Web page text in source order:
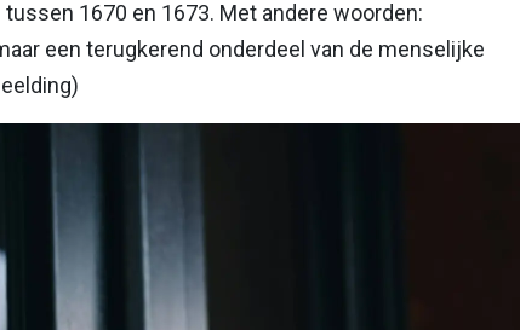
1670 en 1673. Met andere woorden:
een terugkerend onderdeel van de menselijke